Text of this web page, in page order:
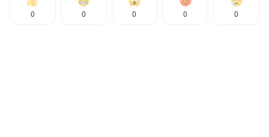
0 0 0 0 0